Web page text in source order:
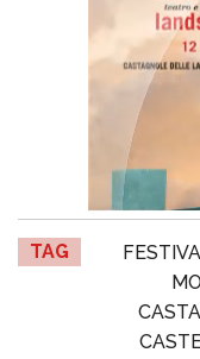
TAG